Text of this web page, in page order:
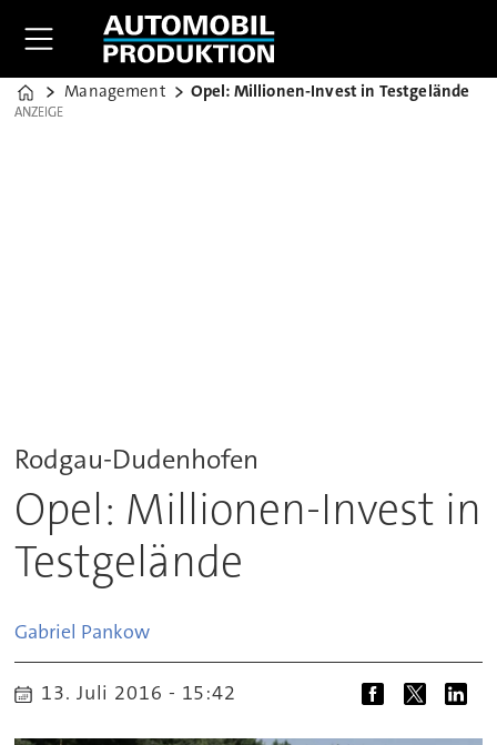
Home
Management Opel: Millionen-Invest in Testgelände
ANZEIGE
ANZEIGE
Rodgau-Dudenhofen
Opel: Millionen-Invest in
Testgelände
Gabriel Pankow
13. Juli 2016 - 15:42